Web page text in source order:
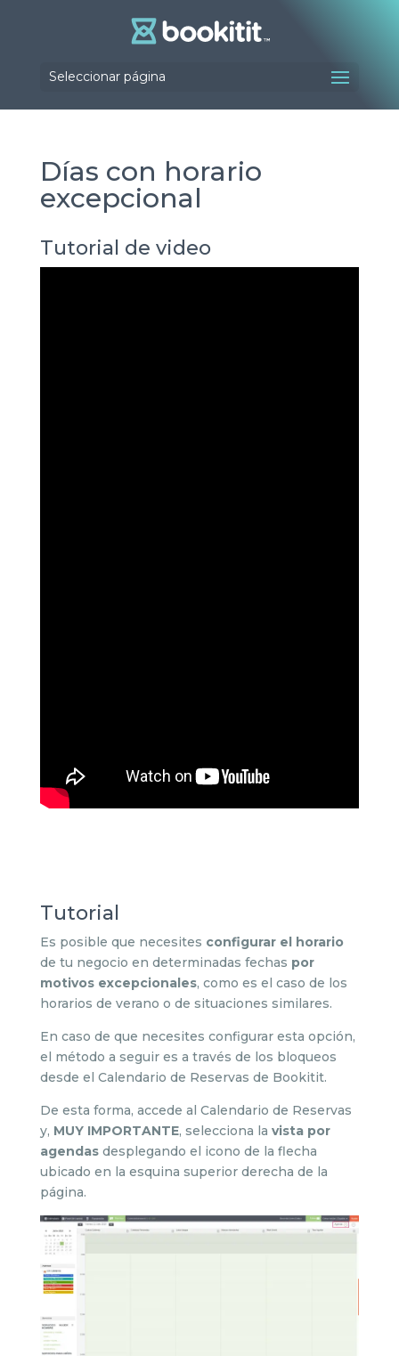
Seleccionar página
Días con horario
excepcional
Tutorial de video
Tutorial
Es posible que necesites configurar el horario
de tu negocio en determinadas fechas por
motivos excepcionales, como es el caso de los
horarios de verano o de situaciones similares.
En caso de que necesites configurar esta opción,
el método a seguir es a través de los bloqueos
desde el Calendario de Reservas de Bookitit.
De esta forma, accede al Calendario de Reservas
y, MUY IMPORTANTE, selecciona la vista por
agendas desplegando el icono de la flecha
ubicado en la esquina superior derecha de la
página.